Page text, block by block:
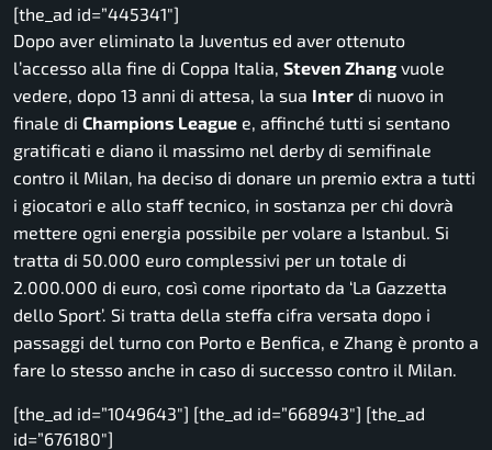
[the_ad id=”445341″]
Dopo aver eliminato la Juventus ed aver ottenuto
l’accesso alla fine di Coppa Italia, Steven Zhang vuole
vedere, dopo 13 anni di attesa, la sua Inter di nuovo in
finale di Champions League e, affinché tutti si sentano
gratificati e diano il massimo nel derby di semifinale
contro il Milan, ha deciso di donare un premio extra a tutti
i giocatori e allo staff tecnico, in sostanza per chi dovrà
mettere ogni energia possibile per volare a Istanbul. Si
tratta di 50.000 euro complessivi per un totale di
2.000.000 di euro, così come riportato da ‘La Gazzetta
dello Sport’. Si tratta della steffa cifra versata dopo i
passaggi del turno con Porto e Benfica, e Zhang è pronto a
fare lo stesso anche in caso di successo contro il Milan.
[the_ad id=”1049643″] [the_ad id=”668943″] [the_ad
id=”676180″]